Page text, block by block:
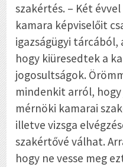
szakértés. – Két
kamara képviselőit
igazságügyi
hogy kiüresedtek a
jogosultságok.
mindenkit arról,
mérnöki kamarai
illetve vizsga
szakértővé válhat.
hogy ne vesse meg